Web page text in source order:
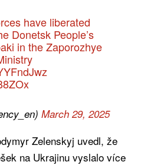
have liberated
Donetsk People’s
in the Zaporozhye
March 29, 2025
Zelenskyj uvedl, že
na Ukrajinu vyslalo více